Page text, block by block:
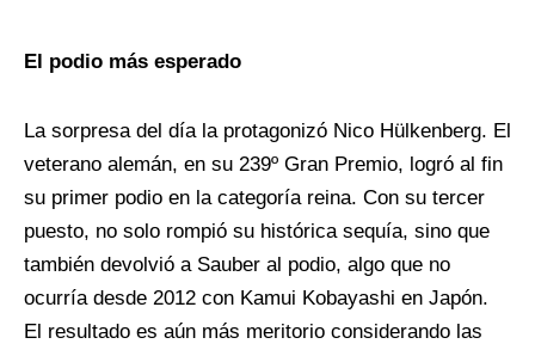
El podio más esperado
La sorpresa del día la protagonizó Nico Hülkenberg. El
veterano alemán, en su 239º Gran Premio, logró al fin
su primer podio en la categoría reina. Con su tercer
puesto, no solo rompió su histórica sequía, sino que
también devolvió a Sauber al podio, algo que no
ocurría desde 2012 con Kamui Kobayashi en Japón.
El resultado es aún más meritorio considerando las